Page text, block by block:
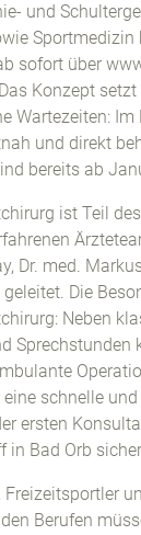
und
Sportmedizin
sofort über
Konzept
Wartezeiten: Im
und direkt
bereits ab
ist Teil
Dr. med.
Die
Neben
Sprechstunden
schnelle
ersten
in Bad Orb
Freizeitsportler
Berufen